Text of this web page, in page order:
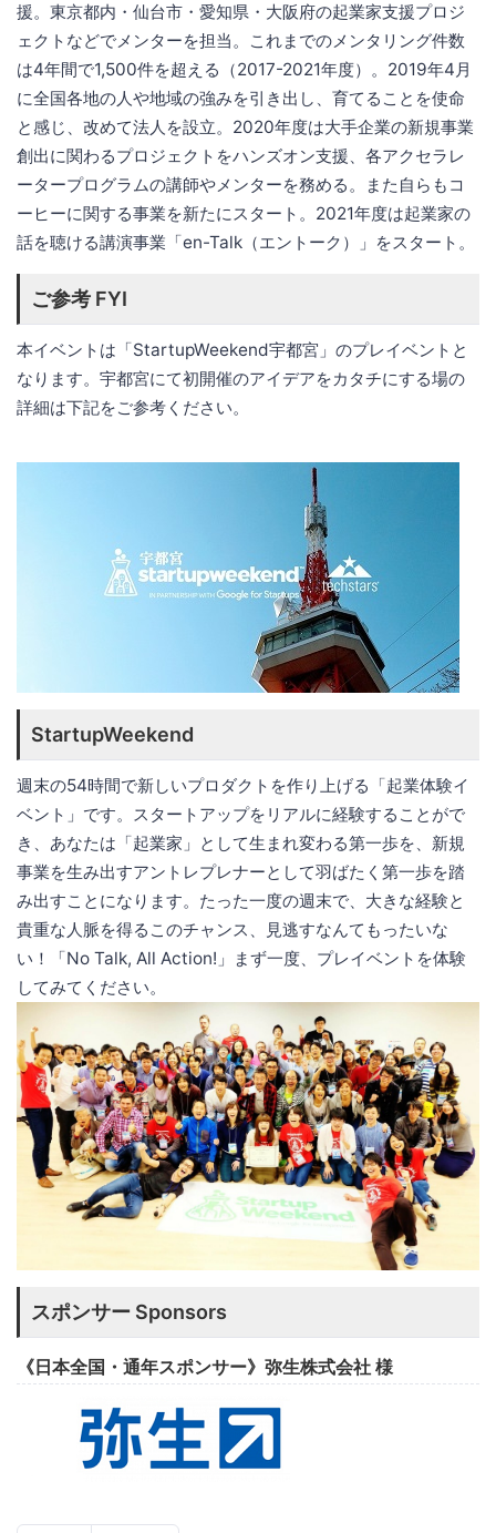
援。東京都内・仙台市・愛知県・大阪府の起業家支援プロジ
ェクトなどでメンターを担当。これまでのメンタリング件数
は4年間で1,500件を超える（2017-2021年度）。2019年4月
に全国各地の人や地域の強みを引き出し、育てることを使命
と感じ、改めて法人を設立。2020年度は大手企業の新規事業
創出に関わるプロジェクトをハンズオン支援、各アクセラレ
ータープログラムの講師やメンターを務める。また自らもコ
ーヒーに関する事業を新たにスタート。2021年度は起業家の
話を聴ける講演事業「en-Talk（エントーク）」をスタート。
ご参考 FYI
本イベントは「StartupWeekend宇都宮」のプレイベントと
なります。宇都宮にて初開催のアイデアをカタチにする場の
詳細は下記をご参考ください。
StartupWeekend
週末の54時間で新しいプロダクトを作り上げる「起業体験イ
ベント」です。スタートアップをリアルに経験することがで
き、あなたは「起業家」として生まれ変わる第一歩を、新規
事業を生み出すアントレプレナーとして羽ばたく第一歩を踏
み出すことになります。たった一度の週末で、大きな経験と
貴重な人脈を得るこのチャンス、見逃すなんてもったいな
い！「No Talk, All Action!」まず一度、プレイベントを体験
してみてください。
スポンサー Sponsors
《日本全国・通年スポンサー》弥生株式会社 様